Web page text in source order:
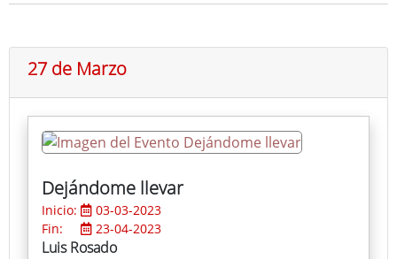
27 de Marzo
Dejándome llevar
Inicio:
03-03-2023
Fin:
23-04-2023
Luis Rosado